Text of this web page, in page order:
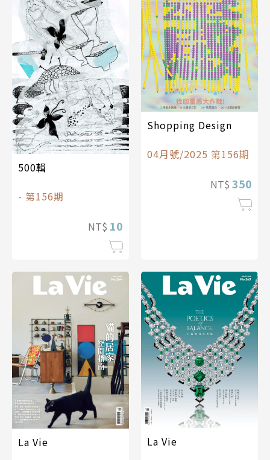
500輯
- 第156期
NT$ 10
Shopping Design
04月號/2025 第156期
NT$ 350
La Vie
La Vie